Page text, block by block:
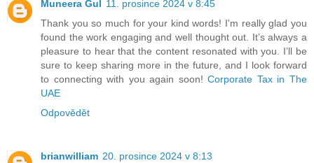
Muneera Gul 11. prosince 2024 v 8:45
Thank you so much for your kind words! I'm really glad you
found the work engaging and well thought out. It’s always a
pleasure to hear that the content resonated with you. I’ll be
sure to keep sharing more in the future, and I look forward
to connecting with you again soon!Corporate Tax in The
UAE
Odpovědět
brianwilliam 20. prosince 2024 v 8:13